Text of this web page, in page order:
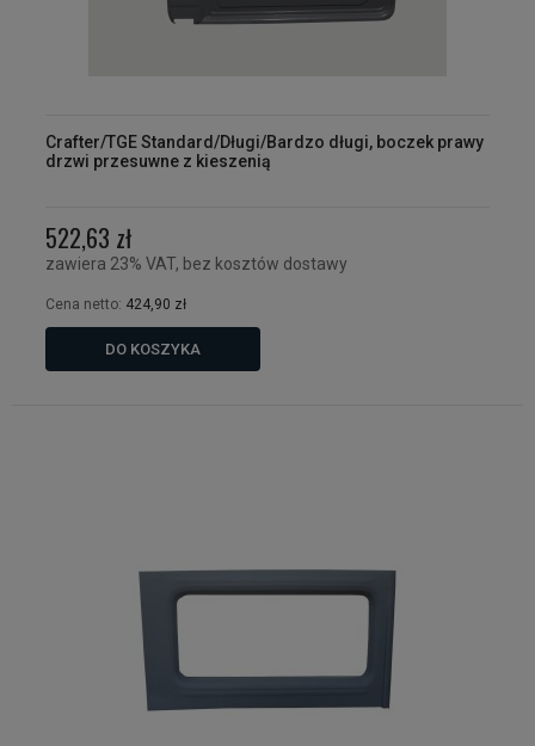
Crafter/TGE Standard/Długi/Bardzo długi, boczek prawy
drzwi przesuwne z kieszenią
522,63 zł
zawiera 23% VAT, bez kosztów dostawy
Cena netto: 424,90 zł
DO KOSZYKA